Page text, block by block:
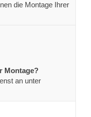
die Montage Ihrer
Montage?
an unter